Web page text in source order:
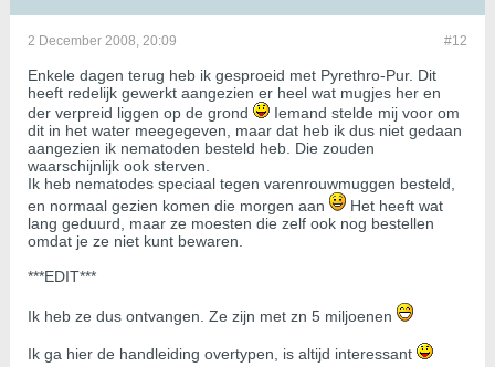
#12
2 December 2008, 20:09
Enkele dagen terug heb ik gesproeid met Pyrethro-Pur. Dit
heeft redelijk gewerkt aangezien er heel wat mugjes her en
der verpreid liggen op de grond
Iemand stelde mij voor om
dit in het water meegegeven, maar dat heb ik dus niet gedaan
aangezien ik nematoden besteld heb. Die zouden
waarschijnlijk ook sterven.
Ik heb nematodes speciaal tegen varenrouwmuggen besteld,
en normaal gezien komen die morgen aan
Het heeft wat
lang geduurd, maar ze moesten die zelf ook nog bestellen
omdat je ze niet kunt bewaren.
***EDIT***
Ik heb ze dus ontvangen. Ze zijn met zn 5 miljoenen
Ik ga hier de handleiding overtypen, is altijd interessant